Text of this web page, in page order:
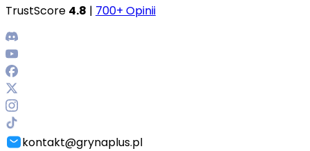
TrustScore 4.8 | 700+ Opinii
kontakt@grynaplus.pl